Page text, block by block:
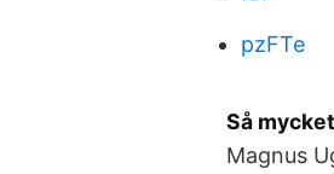
pzFTe
Så
Magnus